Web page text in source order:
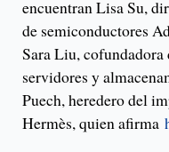
encuentran Lisa Su,
de semiconductores
Sara Liu, cofundadora
servidores y
Puech, heredero del
Hermès, quien afirma